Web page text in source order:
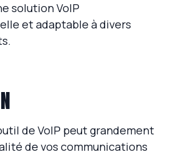
solution VoIP
et adaptable à divers
de VoIP peut grandement
de vos communications